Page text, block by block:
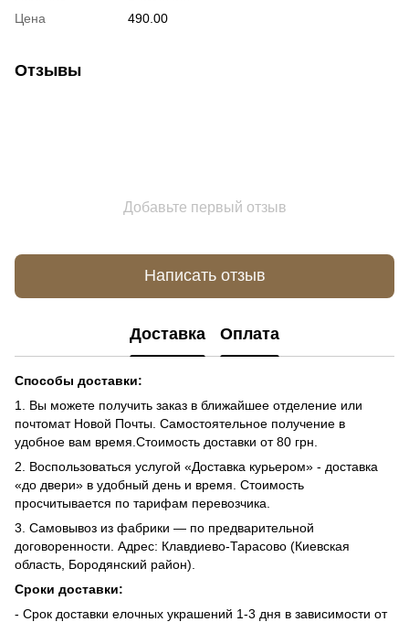
Цена
490.00
Отзывы
Добавьте первый отзыв
Написать отзыв
Доставка Оплата
Способы доставки:
1. Вы можете получить заказ в ближайшее отделение или
почтомат Новой Почты. Самостоятельное получение в
удобное вам время.Стоимость доставки от 80 грн.
2. Воспользоваться услугой «Доставка курьером» - доставка
«до двери» в удобный день и время. Стоимость
просчитывается по тарифам перевозчика.
3. Самовывоз из фабрики — по предварительной
договоренности. Адрес: Клавдиево-Тарасово (Киевская
область, Бородянский район).
Сроки доставки:
- Срок доставки елочных украшений 1-3 дня в зависимости от